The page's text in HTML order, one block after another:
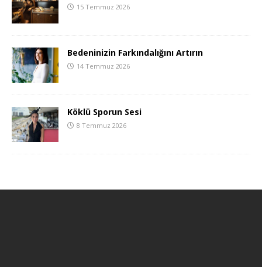
15 Temmuz 2026
Bedeninizin Farkındalığını Artırın
14 Temmuz 2026
Köklü Sporun Sesi
8 Temmuz 2026